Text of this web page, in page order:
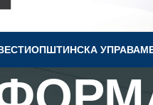
OПШТИНСКА УПРАВА